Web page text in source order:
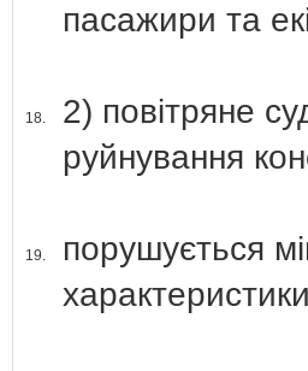
пасажири та
18.
2) повітряне
руйнування
19.
порушується